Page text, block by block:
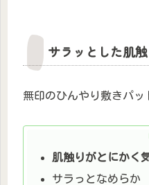
サラッとした肌触
無印のひんやり敷きパッ
肌触りがとにかく
サラっとなめらか